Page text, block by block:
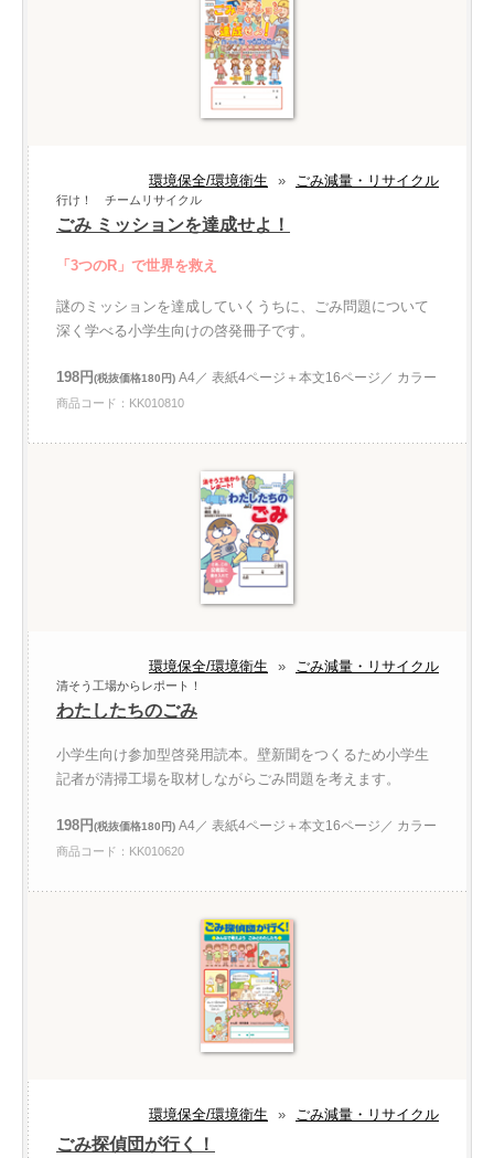
環境保全/環境衛生 » ごみ減量・リサイクル
行け！ チームリサイクル
ごみ ミッションを達成せよ！
「3つのR」で世界を救え
謎のミッションを達成していくうちに、ごみ問題について
深く学べる小学生向けの啓発冊子です。
198円(税抜価格180円) A4／ 表紙4ページ＋本文16ページ／ カラー
商品コード：KK010810
環境保全/環境衛生 » ごみ減量・リサイクル
清そう工場からレポート！
わたしたちのごみ
小学生向け参加型啓発用読本。壁新聞をつくるため小学生
記者が清掃工場を取材しながらごみ問題を考えます。
198円(税抜価格180円) A4／ 表紙4ページ＋本文16ページ／ カラー
商品コード：KK010620
環境保全/環境衛生 » ごみ減量・リサイクル
ごみ探偵団が行く！